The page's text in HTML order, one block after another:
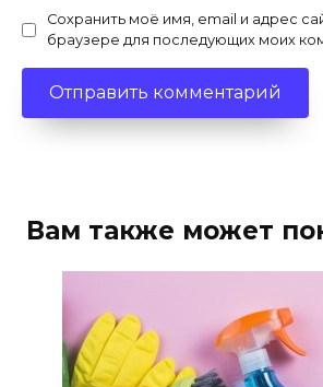
Сохранить моё имя, email и адрес
браузере для последующих моих
Вам также может